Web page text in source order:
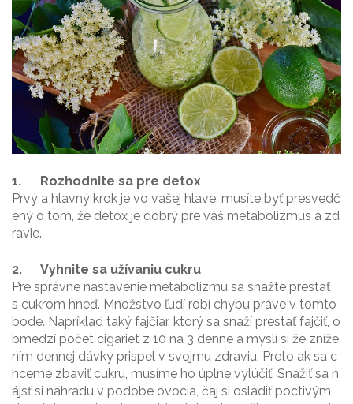
1.
Rozhodnite sa pre detox
Prvý a hlavný krok je vo vašej hlave, musíte byť presvedč
ený o tom, že detox je dobrý pre váš metabolizmus a zd
ravie.
2. Vyhnite sa užívaniu cukru
Pre správne nastavenie metabolizmu sa snažte prestať
s cukrom hneď. Množstvo ľudí robí chybu práve v tomto
bode. Napríklad taký fajčiar, ktorý sa snaží prestať fajčiť, o
bmedzí počet cigariet z 10 na 3 denne a myslí si že zníže
ním dennej dávky prispel v svojmu zdraviu. Preto ak sa c
hceme zbaviť cukru, musíme ho úplne vylúčiť. Snažiť sa n
ájsť si náhradu v podobe ovocia, čaj si osladiť poctivým